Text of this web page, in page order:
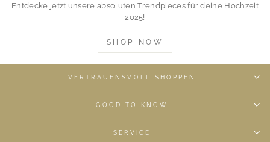
Entdecke jetzt unsere absoluten Trendpieces für deine Hochzeit
2025!
SHOP NOW
VERTRAUENSVOLL SHOPPEN
GOOD TO KNOW
SERVICE